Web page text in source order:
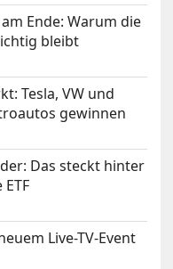
Ende: Warum die
bleibt
Tesla, VW und
gewinnen
Das steckt hinter
Live-TV-Event